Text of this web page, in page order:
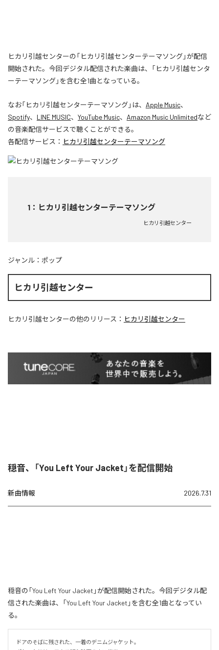
ヒカリ引越センターの「ヒカリ引越センターテーマソング」が配信
開始された。今回デジタル配信された楽曲は、「ヒカリ引越センタ
ーテーマソング」を含む全1曲となっている。
なお「ヒカリ引越センターテーマソング」は、 Apple Music、
Spotify、 LINE MUSIC、 YouTube Music、 Amazon Music Unlimitedなど
の音楽配信サービスで聴くことができる。
各配信サービス： ヒカリ引越センターテーマソング
1 ： ヒカリ引越センターテーマソング
ヒカリ引越センター
ジャンル： ポップ
ヒカリ引越センター
ヒカリ引越センターの他のリリース： ヒカリ引越センター
穏音、「You Left Your Jacket」を配信開始
新曲情報 2026.7.31
穏音の「You Left Your Jacket」が配信開始された。今回デジタル配
信された楽曲は、「You Left Your Jacket」を含む全1曲となってい
る。
ドアのそばに残された、一着のデニムジャケット。